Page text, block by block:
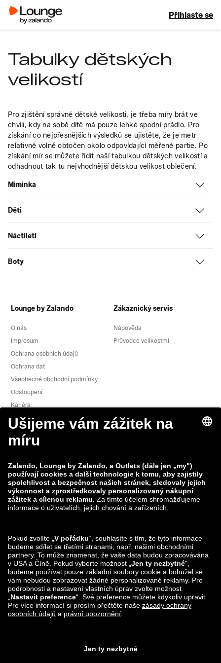
Přihlaste se
Tabulky dětských
velikostí
Pro zjištění správné dětské velikosti, je třeba míry brát ve
chvíli, kdy na sobě dítě má pouze lehké spodní prádlo. Pro
získání co nejpřesnějších výsledků se ujistěte, že je metr
relativně volně obtočen okolo odpovídající měřené partie. Po
získání mír se můžete řídit naší tabulkou dětských velikostí a
odhadnout tak tu nejvhodnější dětskou velikost oblečení.
Miminka
Děti
Náctiletí
Boty
Lounge by Zalando
O nás
Impresum
Ochrana osobních údajů
Ochrana dat
Všeobecné obchodní podmínky
Odstoupení
Kariéra
Hlášení zranitelnosti
Bezpečnost produktu
Zákaznický servis
Nápověda
Průvodce velikostmi
Zalando
ABOUT YOU
Sledujte nás také na Možnosti dopravy
Lounge by Zalando Aplikace